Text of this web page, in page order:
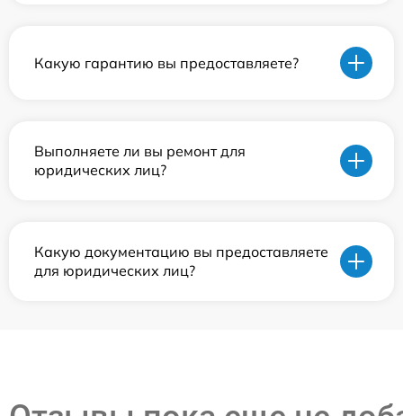
Какую гарантию вы предоставляете?
Выполняете ли вы ремонт для
юридических лиц?
Какую документацию вы предоставляете
для юридических лиц?